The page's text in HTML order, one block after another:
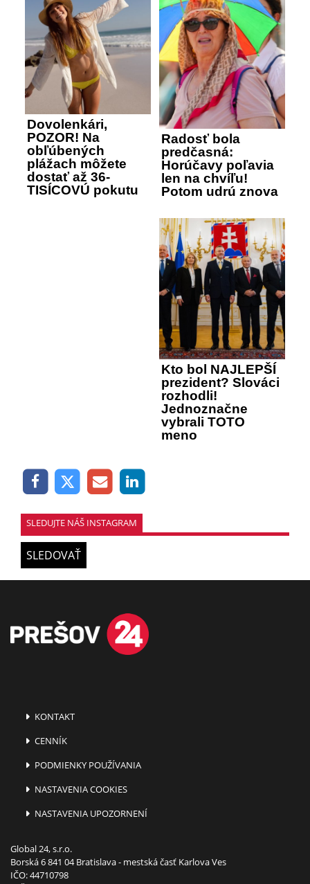
Dovolenkári,
POZOR! Na
obľúbených
plážach môžete
dostať až 36-
TISÍCOVÚ pokutu
Radosť bola
predčasná:
Horúčavy poľavia
len na chvíľu!
Potom udrú znova
Kto bol NAJLEPŠÍ
prezident? Slováci
rozhodli!
Jednoznačne
vybrali TOTO
meno
SLEDUJTE NÁŠ INSTAGRAM
SLEDOVAŤ
KONTAKT
CENNÍK
PODMIENKY POUŽÍVANIA
NASTAVENIA COOKIES
NASTAVENIA UPOZORNENÍ
Global 24, s.r.o.
Borská 6 841 04 Bratislava - mestská časť Karlova Ves
IČO: 44710798